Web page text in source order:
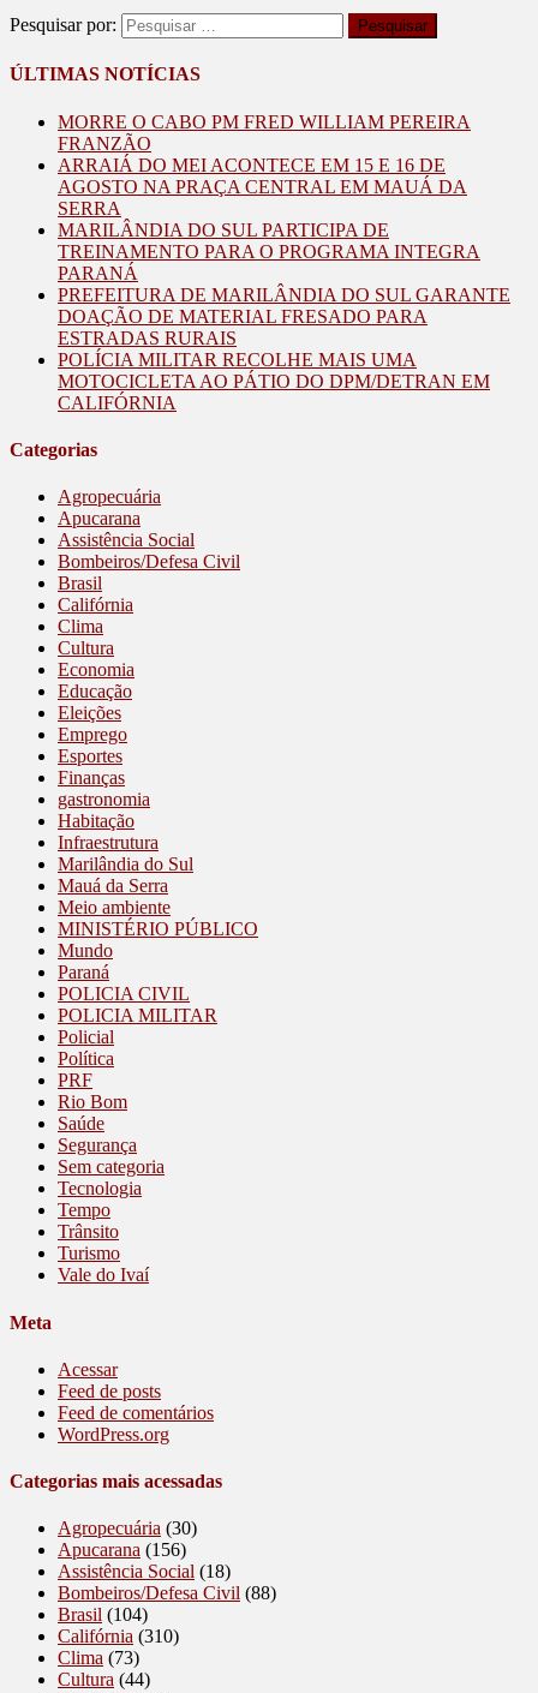
Pesquisar por:
ÚLTIMAS NOTÍCIAS
MORRE O CABO PM FRED WILLIAM PEREIRA
FRANZÃO
ARRAIÁ DO MEI ACONTECE EM 15 E 16 DE
AGOSTO NA PRAÇA CENTRAL EM MAUÁ DA
SERRA
MARILÂNDIA DO SUL PARTICIPA DE
TREINAMENTO PARA O PROGRAMA INTEGRA
PARANÁ
PREFEITURA DE MARILÂNDIA DO SUL GARANTE
DOAÇÃO DE MATERIAL FRESADO PARA
ESTRADAS RURAIS
POLÍCIA MILITAR RECOLHE MAIS UMA
MOTOCICLETA AO PÁTIO DO DPM/DETRAN EM
CALIFÓRNIA
Categorias
Agropecuária
Apucarana
Assistência Social
Bombeiros/Defesa Civil
Brasil
Califórnia
Clima
Cultura
Economia
Educação
Eleições
Emprego
Esportes
Finanças
gastronomia
Habitação
Infraestrutura
Marilândia do Sul
Mauá da Serra
Meio ambiente
MINISTÉRIO PÚBLICO
Mundo
Paraná
POLICIA CIVIL
POLICIA MILITAR
Policial
Política
PRF
Rio Bom
Saúde
Segurança
Sem categoria
Tecnologia
Tempo
Trânsito
Turismo
Vale do Ivaí
Meta
Acessar
Feed de posts
Feed de comentários
WordPress.org
Categorias mais acessadas
Agropecuária (30)
Apucarana (156)
Assistência Social (18)
Bombeiros/Defesa Civil (88)
Brasil (104)
Califórnia (310)
Clima (73)
Cultura (44)